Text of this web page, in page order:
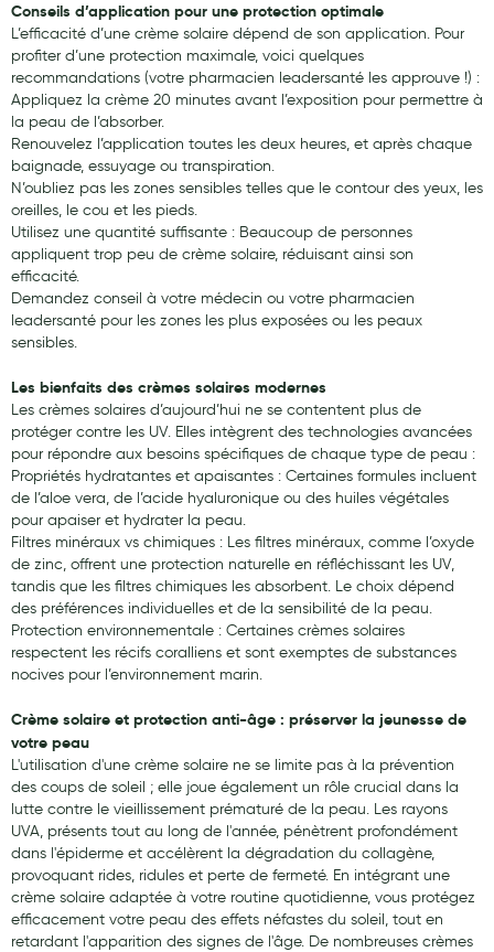
Conseils d’application pour une protection optimale
L’efficacité d’une crème solaire dépend de son application. Pour
profiter d’une protection maximale, voici quelques
recommandations (votre pharmacien leadersanté les approuve !) :
Appliquez la crème 20 minutes avant l’exposition pour permettre à
la peau de l’absorber.
Renouvelez l’application toutes les deux heures, et après chaque
baignade, essuyage ou transpiration.
N’oubliez pas les zones sensibles telles que le contour des yeux, les
oreilles, le cou et les pieds.
Utilisez une quantité suffisante : Beaucoup de personnes
appliquent trop peu de crème solaire, réduisant ainsi son
efficacité.
Demandez conseil à votre médecin ou votre pharmacien
leadersanté pour les zones les plus exposées ou les peaux
sensibles.
Les bienfaits des crèmes solaires modernes
Les crèmes solaires d’aujourd’hui ne se contentent plus de
protéger contre les UV. Elles intègrent des technologies avancées
pour répondre aux besoins spécifiques de chaque type de peau :
Propriétés hydratantes et apaisantes : Certaines formules incluent
de l’aloe vera, de l’acide hyaluronique ou des huiles végétales
pour apaiser et hydrater la peau.
Filtres minéraux vs chimiques : Les filtres minéraux, comme l’oxyde
de zinc, offrent une protection naturelle en réfléchissant les UV,
tandis que les filtres chimiques les absorbent. Le choix dépend
des préférences individuelles et de la sensibilité de la peau.
Protection environnementale : Certaines crèmes solaires
respectent les récifs coralliens et sont exemptes de substances
nocives pour l’environnement marin.
Crème solaire et protection anti-âge : préserver la jeunesse de
votre peau
L'utilisation d'une crème solaire ne se limite pas à la prévention
des coups de soleil ; elle joue également un rôle crucial dans la
lutte contre le vieillissement prématuré de la peau. Les rayons
UVA, présents tout au long de l'année, pénètrent profondément
dans l'épiderme et accélèrent la dégradation du collagène,
provoquant rides, ridules et perte de fermeté. En intégrant une
crème solaire adaptée à votre routine quotidienne, vous protégez
efficacement votre peau des effets néfastes du soleil, tout en
retardant l'apparition des signes de l'âge. De nombreuses crèmes